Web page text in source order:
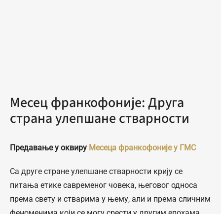
Месец франкофоније: Друга
страна улепшане стварности
Предавање у оквиру Месеца франкофоније у ГМС
Са друге стране улепшане стварности крију се
питања етике савременог човека, његовог односа
према свету и стварима у њему, али и према сличним